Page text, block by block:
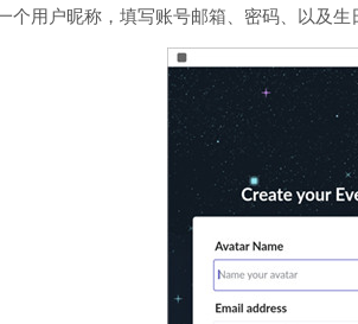
个用户昵称，填写账号邮箱、密码、以及